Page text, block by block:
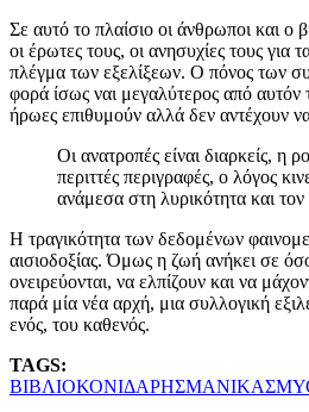
Σε αυτό το πλαίσιο οι άνθρωποι και ο
οι έρωτες τους, οι ανησυχίες τους για
πλέγμα των εξελίξεων. Ο πόνος των
φορά ίσως ναι μεγαλύτερος από
ήρωες επιθυμούν αλλά δεν αντέχουν
Οι ανατροπές είναι διαρκείς, η
περιττές περιγραφές, ο λόγος
ανάμεσα στη λυρικότητα και
Η τραγικότητα των δεδομένων
αισιοδοξίας. Όμως η ζωή ανήκει σε
ονειρεύονται, να ελπίζουν και να
παρά μία νέα αρχή, μια συλλογική
ενός, του καθενός.
TAGS:
ΒΙΒΛΙΟΚΟΝΙΔΑΡΗΣΜΑΝΙΚΑΣ